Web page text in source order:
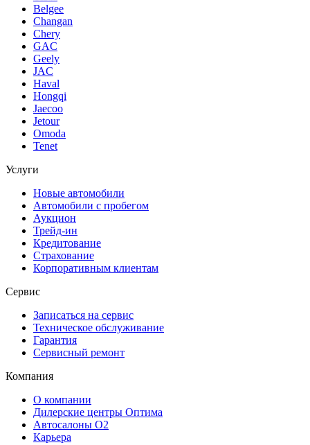
Belgee
Changan
Chery
GAC
Geely
JAC
Haval
Hongqi
Jaecoo
Jetour
Omoda
Tenet
Услуги
Новые автомобили
Автомобили с пробегом
Аукцион
Трейд-ин
Кредитование
Страхование
Корпоративным клиентам
Сервис
Записаться на сервис
Техническое обслуживание
Гарантия
Сервисный ремонт
Компания
О компании
Дилерские центры Оптима
Автосалоны О2
Карьера